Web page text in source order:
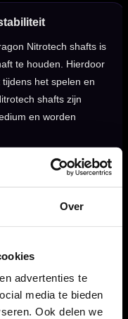
Over
advertenties te
media te bieden
Ook delen we
Nitrotech shafts is
te houden. Hierdoor
het spelen en
shafts zijn
en worden
Shafts Oranje
body
top
houden